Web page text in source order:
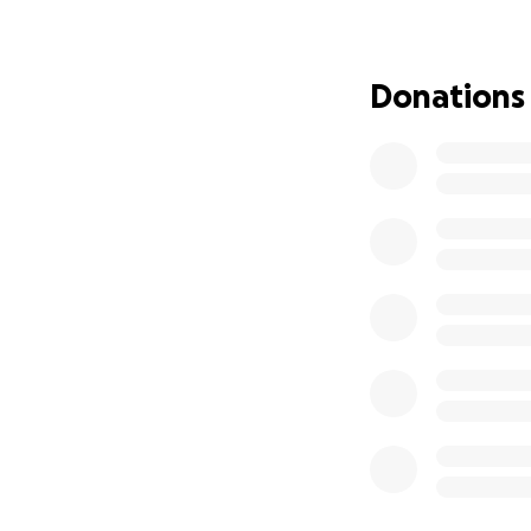
para que llegue
todo corazón se
Donations